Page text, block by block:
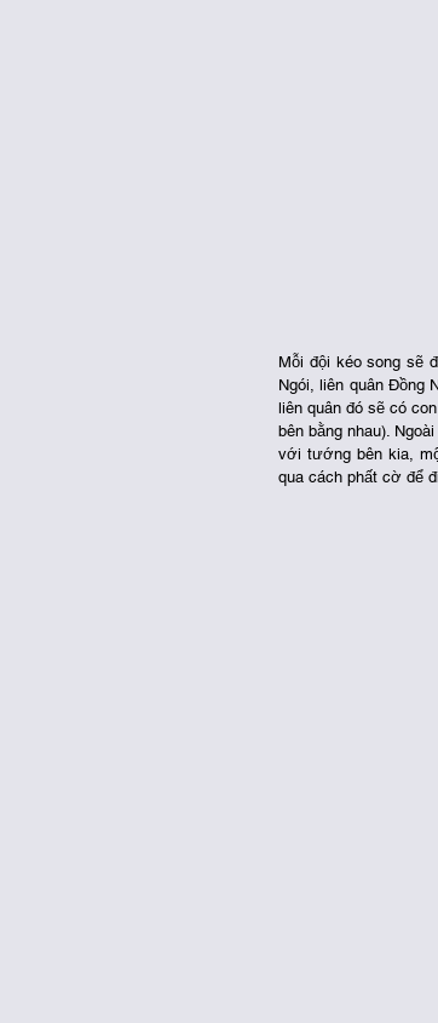
Mỗi đội kéo song sẽ
Ngói, liên quân Đồng
liên quân đó sẽ có
bên bằng nhau).
với tướng bên kia,
qua cách phất cờ để